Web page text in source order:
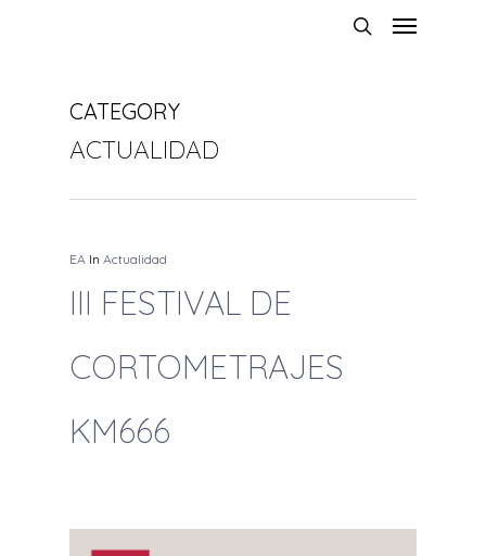
CATEGORY
ACTUALIDAD
EA In Actualidad
III FESTIVAL DE
CORTOMETRAJES
KM666